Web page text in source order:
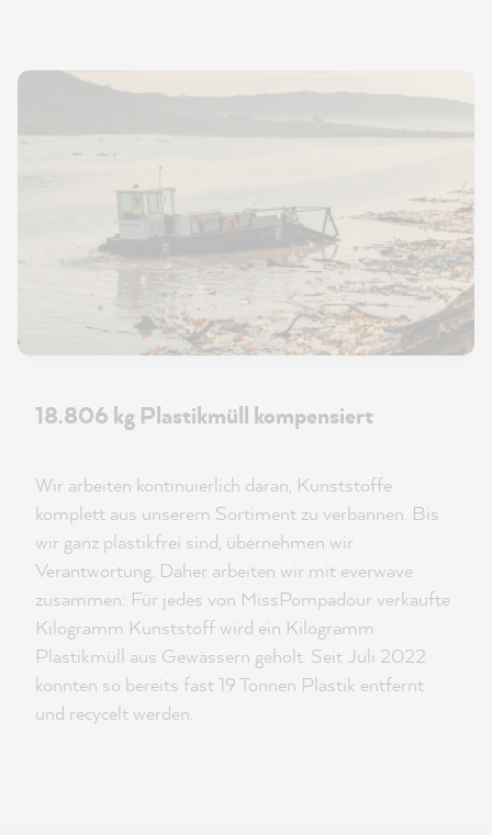
18.806 kg Plastikmüll kompensiert
Wir arbeiten kontinuierlich daran, Kunststoffe
komplett aus unserem Sortiment zu verbannen. Bis
wir ganz plastikfrei sind, übernehmen wir
Verantwortung. Daher arbeiten wir mit everwave
zusammen: Für jedes von MissPompadour verkaufte
Kilogramm Kunststoff wird ein Kilogramm
Plastikmüll aus Gewässern geholt. Seit Juli 2022
konnten so bereits fast 19 Tonnen Plastik entfernt
und recycelt werden.